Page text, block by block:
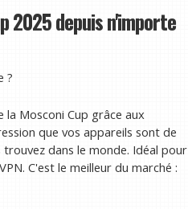
2025 depuis n'importe
?
Mosconi Cup grâce aux
que vos appareils sont de
dans le monde. Idéal pour
C'est le meilleur du marché :